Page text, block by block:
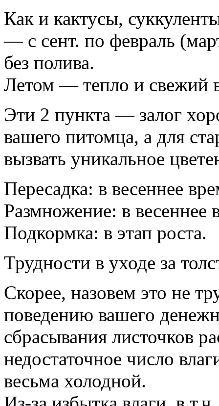
Как и кактусы,
— с сент. по февраль
без полива.
Летом — тепло и свежий
Эти 2 пункта — залог
вашего питомца, а для
вызвать уникальное
Пересадка: в весеннее
Размножение: в весеннее
Подкормка: в этап роста.
Трудности в уходе за
Скорее, назовем это не
поведению вашего
сбрасывания листочков
недостаточное число
весьма холодной.